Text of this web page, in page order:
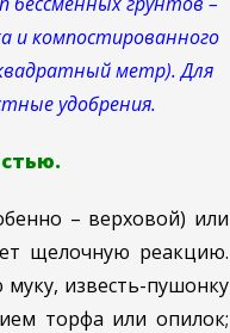
и компостированного
метр). Для
удобрения.
– верховой) или
щелочную реакцию.
известь-пушонку
торфа или опилок;